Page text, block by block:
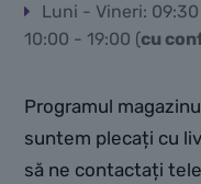
Luni - Vineri:
10:00 - 19:00 (cu
Programul
suntem plecați cu
să ne contactați